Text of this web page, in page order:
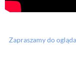
Zapraszamy do